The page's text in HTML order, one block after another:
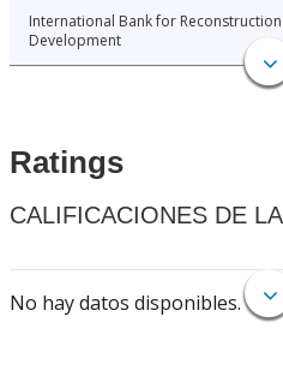
International Bank for
Development
Ratings
CALIFICACIONES DE
No hay datos disponibles.